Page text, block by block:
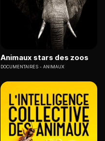
Animaux stars des zoos
DOCUMENTAIRES ANIMAUX